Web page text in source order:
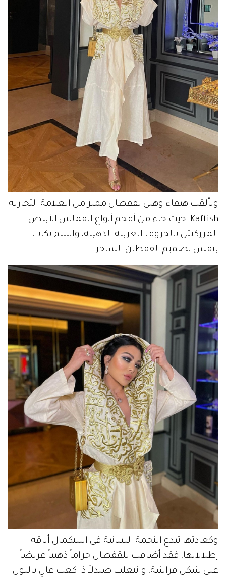
وتألقت هيفاء وهبي بقفطان مميز من العلامة التجارية
Kaftish، حيث جاء من أفخم أنواع القماش الأبيض
المزركش بالحروف العربية الذهبية، واتسم بكاب
بنفس تصميم القفطان الساحر.
وكعادتها تبدع النجمة اللبنانية في استكمال أناقة
إطلالاتها، فقد أضافت للقفطان حزاماً ذهبياً عريضاً
على شكل فراشة، وانتعلت صندلاً ذا كعب عالٍ باللون